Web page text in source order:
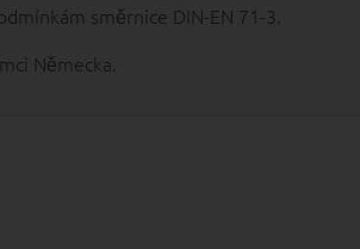
směrnice DIN-EN 71-3.
Německa.